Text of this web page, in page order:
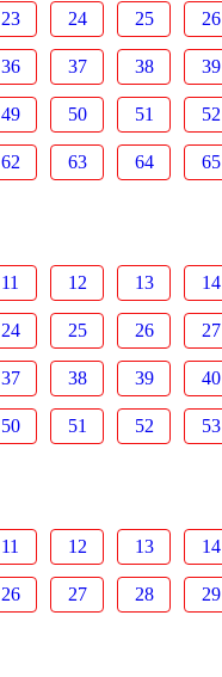
23 24 25 26
36 37 38 39
49 50 51 52
62 63 64 65
11 12 13 14
24 25 26 27
37 38 39 40
50 51 52 53
11 12 13 14
26 27 28 29